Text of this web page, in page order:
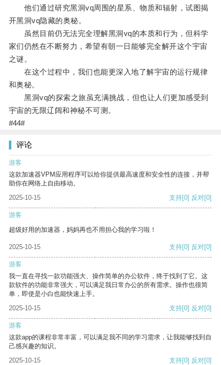
他们通过研究黑洞vq周围的星系、物质和辐射，试图揭
开黑洞vq隐藏的奥秘。
虽然目前仍无法完全理解黑洞vq的本质和行为，但科学
家们仍然在不断努力，希望有朝一日能够完全解开这个宇宙
之谜。
在这个过程中，我们也能更深入地了解宇宙的运行规律
和奥秘。
黑洞vq的探索之旅虽充满挑战，但也让人们更加感受到
宇宙的无限辽阔和神秘不可测。
#44#
评论
游客
这款加速器VPM应用程序可以给你提供最高速度和安全性的连接，并帮
助你在网络上自由移动。
2025-10-15
支持[0] 反对[0]
游客
超级好用的加速器，妈妈再也不用担心我的学习啦！
2025-10-15 支持[0] 反对[0]
游客
我一直在寻找一款功能强大、操作简单的办公软件，终于找到了它。这
款软件的功能非常强大，可以满足我日常办公的所有需求。操作也很简
单，即使是小白也能快速上手。
2025-10-15
支持[0] 反对[0]
游客
这款app的课程非常丰富，可以满足我不同的学习需求，让我能够找到自
己感兴趣的知识。
2025-10-15
支持[0] 反对[0]